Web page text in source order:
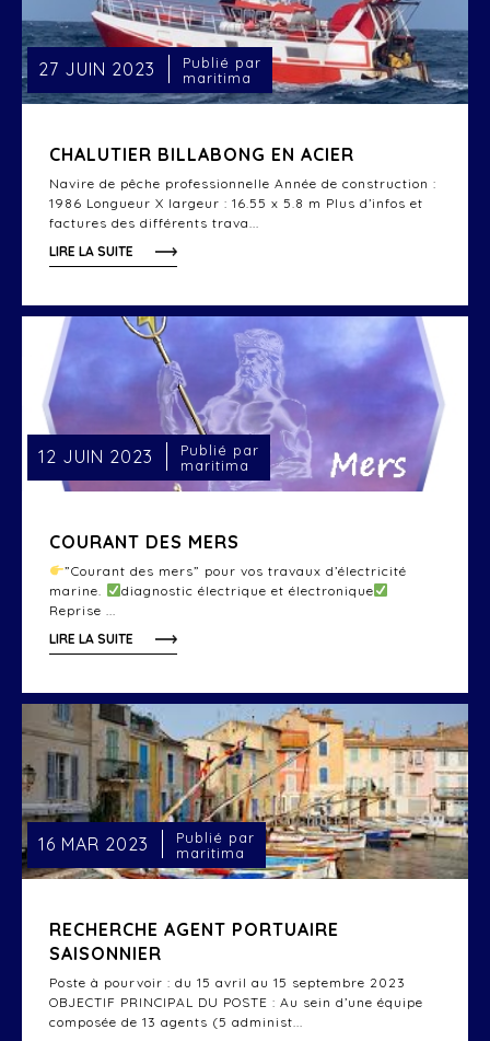
27 JUIN 2023
Publié par
maritima
CHALUTIER BILLABONG EN ACIER
Navire de pêche professionnelle Année de construction :
1986 Longueur X largeur : 16.55 x 5.8 m Plus d’infos et
factures des différents trava...
LIRE LA SUITE
12 JUIN 2023
Publié par
maritima
COURANT DES MERS
”Courant des mers” pour vos travaux d’électricité
marine.
diagnostic électrique et électronique
Reprise ...
LIRE LA SUITE
16 MAR 2023
Publié par
maritima
RECHERCHE AGENT PORTUAIRE
SAISONNIER
Poste à pourvoir : du 15 avril au 15 septembre 2023
OBJECTIF PRINCIPAL DU POSTE : Au sein d’une équipe
composée de 13 agents (5 administ...